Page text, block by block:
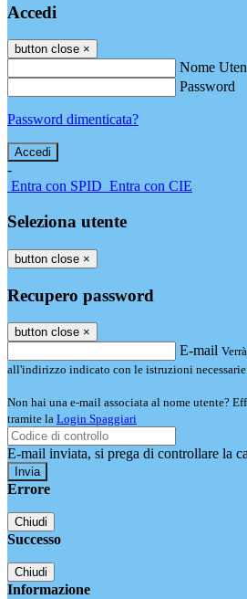
Accedi
button close ×
Nome
Password
Password dimenticata?
-
Entra con SPID Entra con CIE
Seleziona utente
button close ×
Recupero password
button close ×
E-mail
all'indirizzo indicato con le istruzioni
Non hai una e-mail associata al nome utente?
tramite la Login Spaggiari
E-mail inviata, si prega di controllare la
Errore
Chiudi
Successo
Chiudi
Informazione